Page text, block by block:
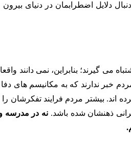
دلایل اضطرابمان در دنیای
می گیرند؛ بنابراین، نمی دانند
خبر ندارند که به مکانیسم های
اند. بیشتر مردم فرایند تفکرشان را
ذهنشان شده باشد. نه در مدرسه